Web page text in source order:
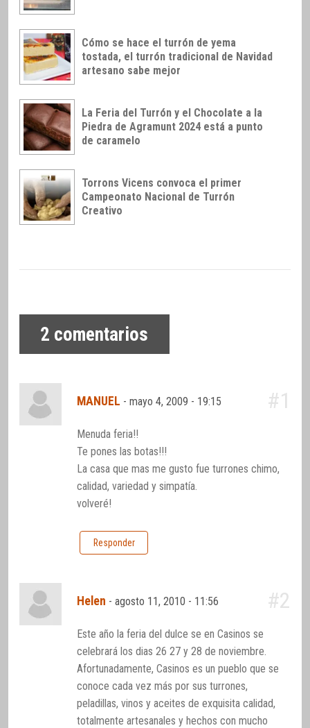
Cómo se hace el turrón de yema
tostada, el turrón tradicional de Navidad
artesano sabe mejor
La Feria del Turrón y el Chocolate a la
Piedra de Agramunt 2024 está a punto
de caramelo
Torrons Vicens convoca el primer
Campeonato Nacional de Turrón
Creativo
2 comentarios
MANUEL -mayo 4, 2009 - 19:15 #1
Menuda feria!!
Te pones las botas!!!
La casa que mas me gusto fue turrones chimo,
calidad, variedad y simpatía.
volveré!
Responder
Helen -agosto 11, 2010 - 11:56 #2
Este año la feria del dulce se en Casinos se
celebrará los dias 26 27 y 28 de noviembre.
Afortunadamente, Casinos es un pueblo que se
conoce cada vez más por sus turrones,
peladillas, vinos y aceites de exquisita calidad,
totalmente artesanales y hechos con mucho